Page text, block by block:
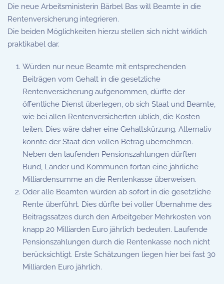
Die neue Arbeitsministerin Bärbel Bas will Beamte in die
Rentenversicherung integrieren.
Die beiden Möglichkeiten hierzu stellen sich nicht wirklich
praktikabel dar.
Würden nur neue Beamte mit entsprechenden
Beiträgen vom Gehalt in die gesetzliche
Rentenversicherung aufgenommen, dürfte der
öffentliche Dienst überlegen, ob sich Staat und Beamte,
wie bei allen Rentenversicherten üblich, die Kosten
teilen. Dies wäre daher eine Gehaltskürzung. Alternativ
könnte der Staat den vollen Betrag übernehmen.
Neben den laufenden Pensionszahlungen dürften
Bund, Länder und Kommunen fortan eine jährliche
Milliardensumme an die Rentenkasse überweisen.
Oder alle Beamten würden ab sofort in die gesetzliche
Rente überführt. Dies dürfte bei voller Übernahme des
Beitragssatzes durch den Arbeitgeber Mehrkosten von
knapp 20 Milliarden Euro jährlich bedeuten. Laufende
Pensionszahlungen durch die Rentenkasse noch nicht
berücksichtigt. Erste Schätzungen liegen hier bei fast 30
Milliarden Euro jährlich.